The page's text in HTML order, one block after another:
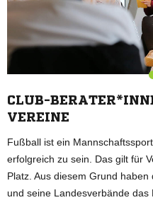
CLUB-
VEREINE
Fußball ist ein
erfolgreich zu sein. Das gilt für
Platz. Aus diesem Grund
und seine Landesverbände das